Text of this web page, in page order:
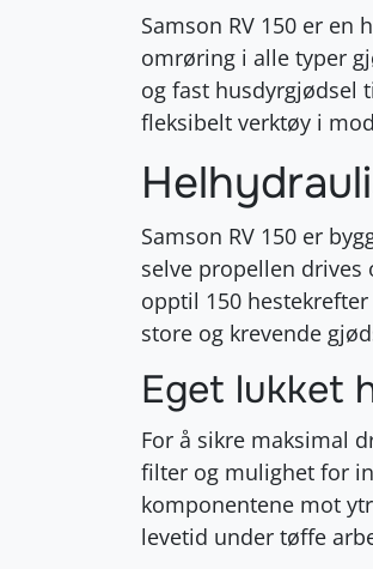
Samson RV 150 er
omrøring i alle typer
og fast husdyrgjødsel
fleksibelt verktøy i
Samson RV 150 er
selve propellen drives
opptil 150
store og krevende
Eget lukket
For å sikre maksimal
filter og mulighet for
komponentene mot
levetid under tøffe